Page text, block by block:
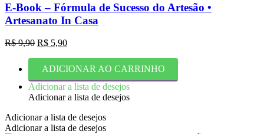
E-Book – Fórmula de Sucesso do Artesão •
Artesanato In Casa
R$9,90 O
original
era:
R$ 9,90.
R$ 5,90O
atual
é:
R$ 5,90.
ADICIONAR AO CARRINHO
Adicionar a lista de desejos
Adicionar a lista de desejos
Adicionar a lista de desejos
Adicionar a lista de desejos